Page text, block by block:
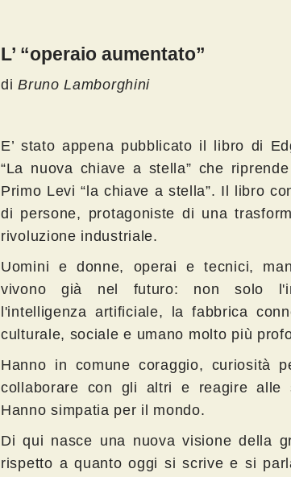
L’ “operaio aumentato”
diBruno Lamborghini
E’ stato appena pubblicato il libro di
“La nuova chiave a stella” che
Primo Levi “la chiave a stella”. Il libro
di persone, protagoniste di una
rivoluzione industriale.
Uomini e donne, operai e tecnici,
vivono già nel futuro: non solo
l'intelligenza artificiale, la fabbrica
culturale, sociale e umano molto più
Hanno in comune coraggio, curiosità
collaborare con gli altri e reagire alle
Hanno simpatia per il mondo.
Di qui nasce una nuova visione della
rispetto a quanto oggi si scrive e si